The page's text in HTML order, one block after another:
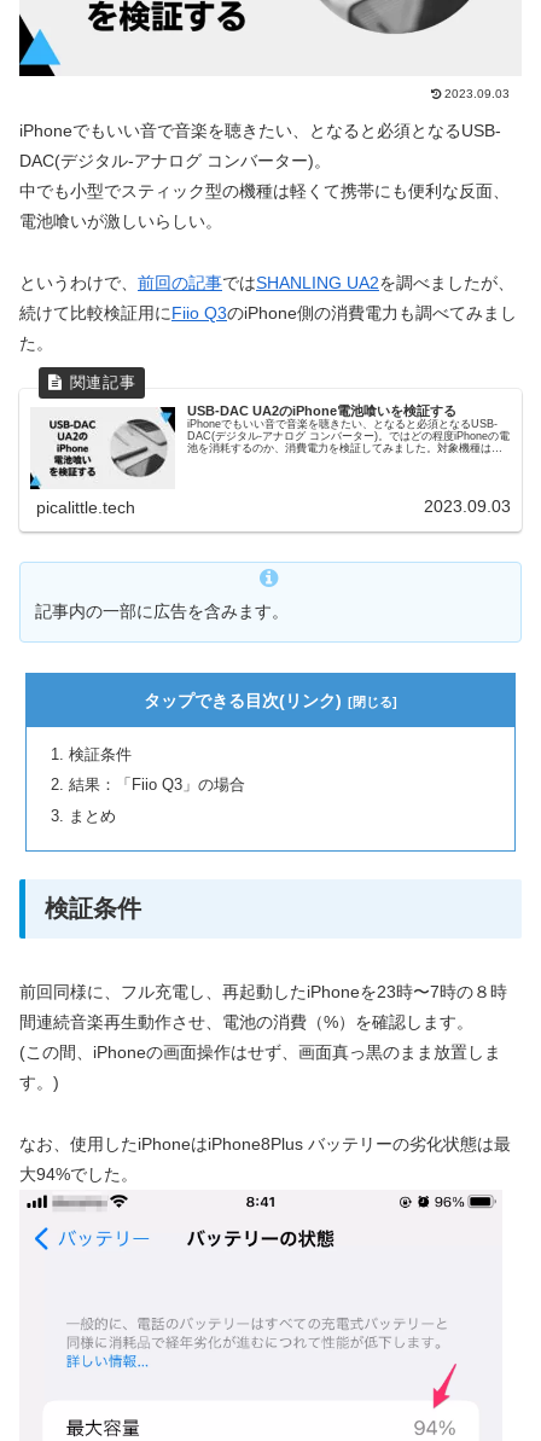
2023.09.03
iPhoneでもいい音で音楽を聴きたい、となると必須となるUSB-
DAC(デジタル-アナログ コンバーター)。
中でも小型でスティック型の機種は軽くて携帯にも便利な反面、
電池喰いが激しいらしい。
というわけで、 前回の記事ではSHANLING UA2を調べましたが、
続けて比較検証用にFiio Q3のiPhone側の消費電力も調べてみまし
た。
USB-DAC UA2のiPhone電池喰いを検証する
iPhoneでもいい音で音楽を聴きたい、となると必須となるUSB-
DAC(デジタル-アナログ コンバーター)。ではどの程度iPhoneの電
池を消耗するのか、消費電力を検証してみました。対象機種は割
picalittle.tech 2023.09.03
記事内の一部に広告を含みます。
タップできる目次(リンク)
検証条件
結果：「Fiio Q3」の場合
まとめ
検証条件
前回同様に、フル充電し、再起動したiPhoneを23時〜7時の８時
間連続音楽再生動作させ、電池の消費（%）を確認します。
(この間、iPhoneの画面操作はせず、画面真っ黒のまま放置しま
す。)
なお、使用したiPhoneはiPhone8Plus バッテリーの劣化状態は最
大94%でした。